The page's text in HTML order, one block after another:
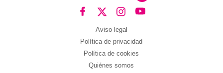
Aviso legal
Política de privacidad
Política de cookies
Quiénes somos